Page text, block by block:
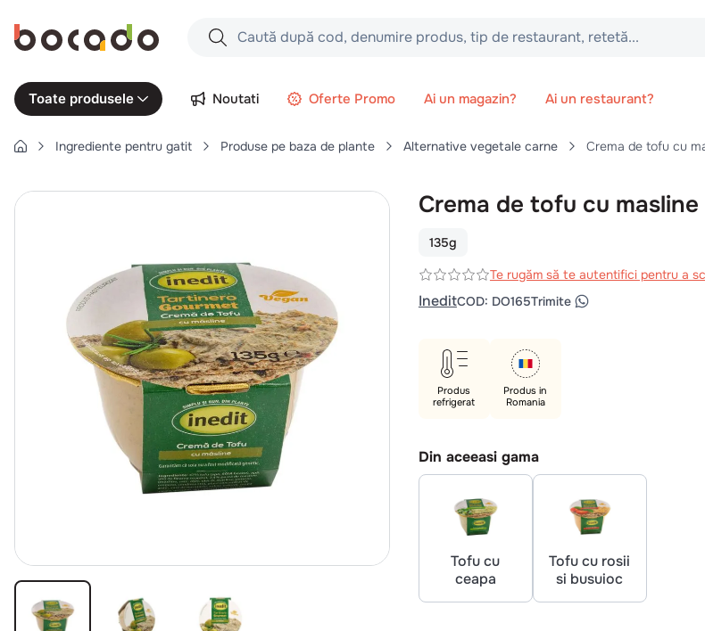
Caută după cod, denumire produs, tip de restaurant, retetă...
Căutări populare
3. pui
6. coaste
7. aripi
8. ceafa
9. croissant
10.pizza
Toate produsele Noutati Oferte Promo Ai un magazin? Ai un restaurant?
Ingrediente pentru gatit Produse pe baza de plante Alternative vegetale carne Crema de tofu cu
Crema de tofu cu
135g
Te rugăm să te autentifici pentru a
IneditCOD: DO165Trimite
Produs
refrigerat
Produs in
Romania
Din aceeasi gama
Tofu cu
ceapa
Tofu cu rosii
si busuioc